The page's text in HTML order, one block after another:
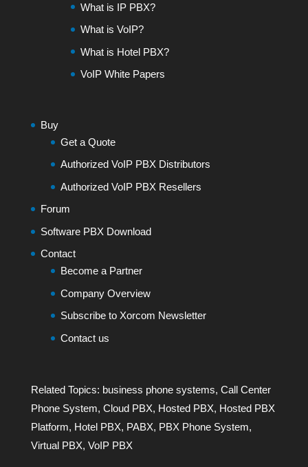
What is IP PBX?
What is VoIP?
What is Hotel PBX?
VoIP White Papers
Buy
Get a Quote
Authorized VoIP PBX Distributors
Authorized VoIP PBX Resellers
Forum
Software PBX Download
Contact
Become a Partner
Company Overview
Subscribe to Xorcom Newsletter
Contact us
Related Topics: business phone systems, Call Center
Phone System, Cloud PBX, Hosted PBX, Hosted PBX
Platform, Hotel PBX, PABX, PBX Phone System,
Virtual PBX, VoIP PBX